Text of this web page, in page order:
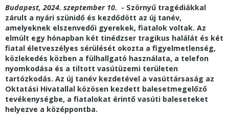
Budapest, 2024. szeptember 10. - Szörnyű tragédiákkal
zárult a nyári szünidő és kezdődött az új tanév,
amelyeknek elszenvedői gyerekek, fiatalok voltak. Az
elmúlt egy hónapban két tinédzser tragikus halálát és két
fiatal életveszélyes sérülését okozta a figyelmetlenség,
közlekedés közben a fülhallgató használata, a telefon
nyomkodása és a tiltott vasútüzemi területen
tartózkodás. Az új tanév kezdetével a vasúttársaság az
Oktatási Hivatallal közösen kezdett balesetmegelőző
tevékenységbe, a fiatalokat érintő vasúti baleseteket
helyezve a középpontba.